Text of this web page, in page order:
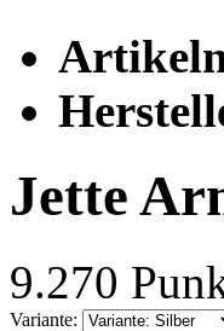
Jette
9.270
Variante: